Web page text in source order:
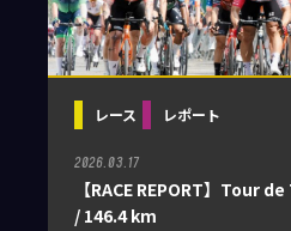
レース レポート
2026.03.17
【RACE REPORT】Tour
/ 146.4 km